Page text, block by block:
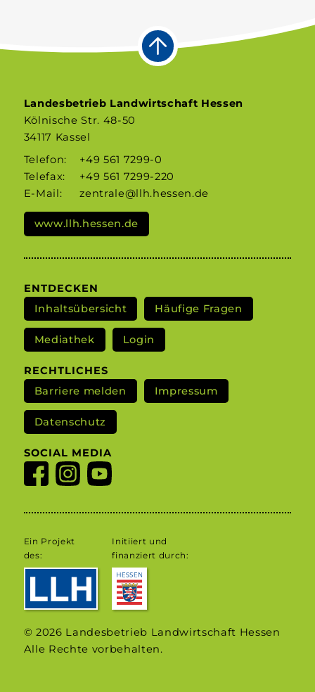
Landesbetrieb Landwirtschaft Hessen
Kölnische Str. 48-50
34117 Kassel
Telefon:
+49 561 7299-0
Telefax:
+49 561 7299-220
E-Mail:
zentrale@llh.hessen.de
www.llh.hessen.de
ENTDECKEN
Inhaltsübersicht
Häufige Fragen
Mediathek Login
RECHTLICHES
Barriere melden
Impressum
Datenschutz
SOCIAL MEDIA
© 2026 Landesbetrieb Landwirtschaft Hessen
Alle Rechte vorbehalten.
Ein Projekt
des:
Initiiert und
finanziert durch: